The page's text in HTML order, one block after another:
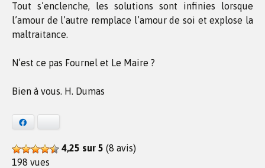
Tout s’enclenche, les solutions sont infinies lorsque
l’amour de l’autre remplace l’amour de soi et explose la
maltraitance.
N’est ce pas Fournel et Le Maire ?
Bien à vous. H. Dumas
4,25 sur 5 (8 avis)
198 vues